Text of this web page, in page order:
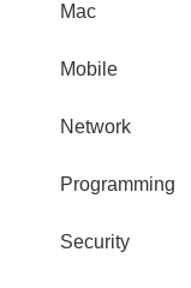
Mac
Mobile
Network
Programming
Security